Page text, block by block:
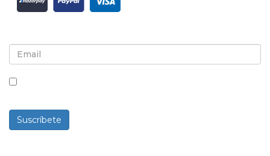
Suscríbete